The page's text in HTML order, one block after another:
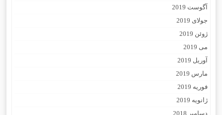
آگوست 2019
جولای 2019
ژوئن 2019
می 2019
آوریل 2019
مارس 2019
فوریه 2019
ژانویه 2019
دسامبر 2018